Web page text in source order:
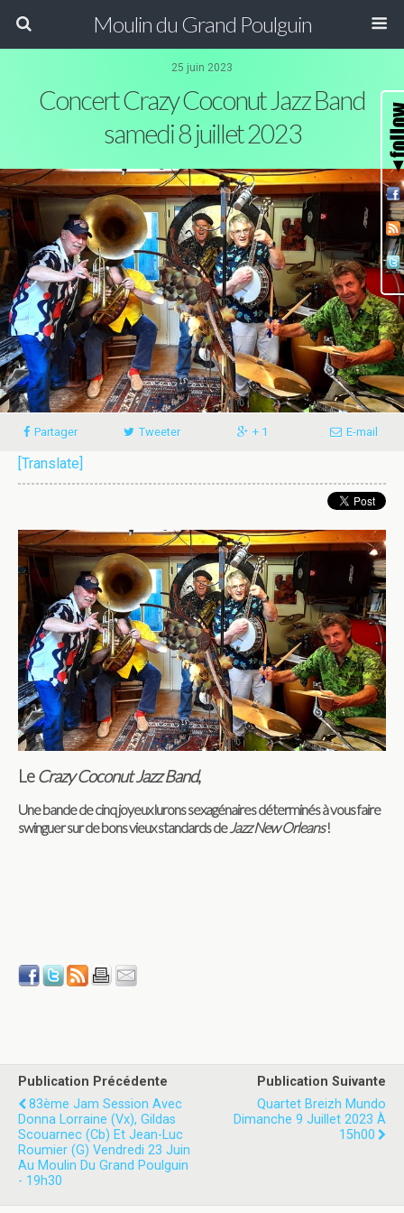
Moulin du Grand Poulguin
25 juin 2023
Concert Crazy Coconut Jazz Band
samedi 8 juillet 2023
Partager Tweeter + 1 E-mail
[Translate]
LeCrazy Coconut Jazz Band,
Une bande de cinq joyeux lurons sexagénaires déterminés à vous faire
swinguer sur de bons vieux standards deJazz New Orleans!
Publication Précédente
83ème Jam Session Avec
Donna Lorraine (vx), Gildas
Scouarnec (cb) Et Jean-Luc
Roumier (g) Vendredi 23 Juin
Au Moulin Du Grand Poulguin
- 19h30
Publication Suivante
Quartet Breizh Mundo
Dimanche 9 Juillet 2023 À
15h00